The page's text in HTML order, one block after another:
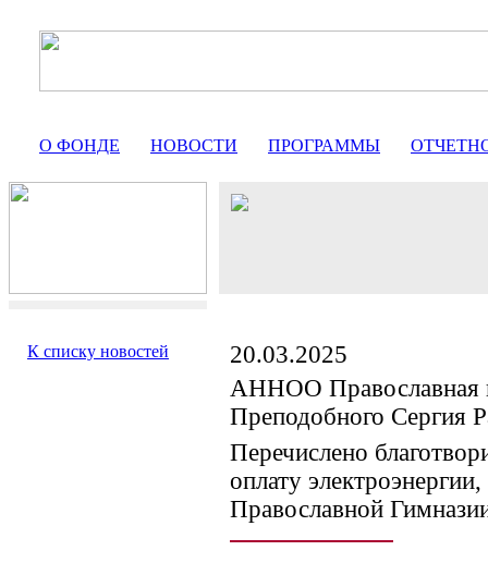
О ФОНДЕ НОВОСТИ ПРОГРАММЫ
К списку новостей
20.03.2025
АННОО Православная
Преподобного Сергия
Перечислено
оплату
Православной